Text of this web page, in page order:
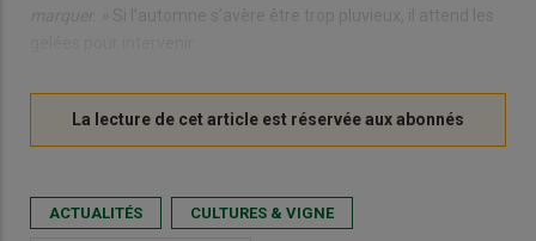
Si l’automne s’avère être trop pluvieux, il attend les
ACTUALITÉS CULTURES & VIGNE